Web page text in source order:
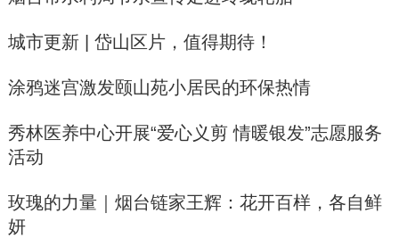
城市更新 | 岱山区片，值得期待！
涂鸦迷宫激发颐山苑小居民的环保热情
秀林医养中心开展“爱心义剪 情暖银发”志愿服务
活动
玫瑰的力量｜烟台链家王辉：花开百样，各自鲜
妍